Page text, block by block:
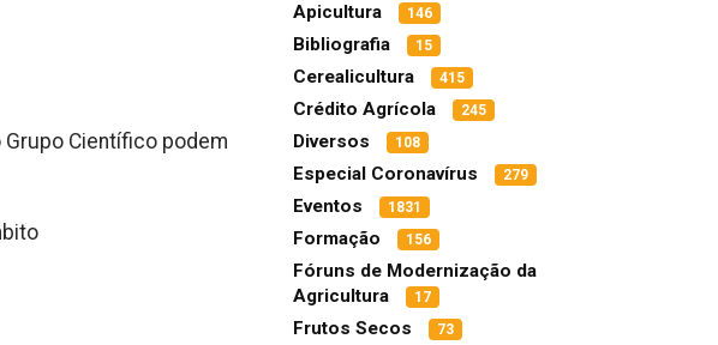
Científico podem
Apicultura 146
Bibliografia 15
Cerealicultura 415
Crédito Agrícola 245
Diversos 108
Especial Coronavírus 279
Eventos 1831
Formação 156
Fóruns de Modernização da
Agricultura
17
Frutos Secos 73